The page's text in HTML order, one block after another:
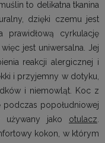
to delikatna tkanina
dzięki czemu jest
prawidłową cyrkulację
jest uniwersalna. Jej
reakcji alergicznej i
i przyjemny w dotyku,
i niemowląt. Koc z
podczas popołudniowej
jako otulacz
kokon, w którym